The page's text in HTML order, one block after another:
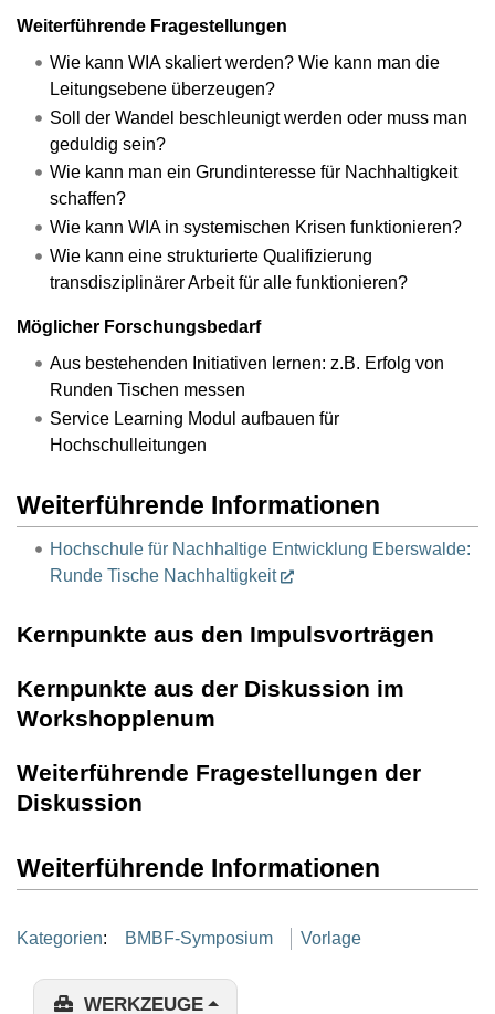
Weiterführende Fragestellungen
Wie kann WIA skaliert werden? Wie kann man die
Leitungsebene überzeugen?
Soll der Wandel beschleunigt werden oder muss man
geduldig sein?
Wie kann man ein Grundinteresse für Nachhaltigkeit
schaffen?
Wie kann WIA in systemischen Krisen funktionieren?
Wie kann eine strukturierte Qualifizierung
transdisziplinärer Arbeit für alle funktionieren?
Möglicher Forschungsbedarf
Aus bestehenden Initiativen lernen: z.B. Erfolg von
Runden Tischen messen
Service Learning Modul aufbauen für
Hochschulleitungen
Weiterführende Informationen
Hochschule für Nachhaltige Entwicklung Eberswalde:
Runde Tische Nachhaltigkeit
Kernpunkte aus den Impulsvorträgen
Kernpunkte aus der Diskussion im
Workshopplenum
Weiterführende Fragestellungen der
Diskussion
Weiterführende Informationen
Kategorien: BMBF-Symposium Vorlage
WERKZEUGE